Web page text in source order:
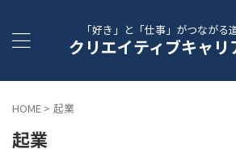
「好き」と「仕事」がつながる
クリエイティブキャリ
HOME > 起業
起業